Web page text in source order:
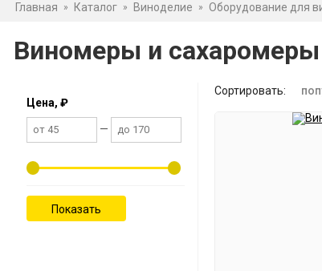
Главная » Каталог » Виноделие » Оборудование для
Виномеры и
Цена, ₽
—
Сортировать: